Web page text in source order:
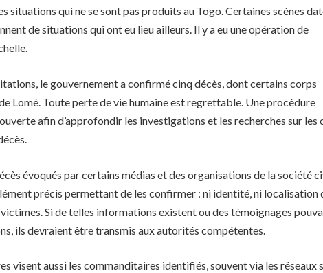
situations qui ne se sont pas produits au Togo. Certaines scènes
de situations qui ont eu lieu ailleurs. Il y a eu une opération de
le gouvernement a confirmé cinq décès, dont certains corps
Lomé. Toute perte de vie humaine est regrettable. Une procédure
afin d’approfondir les investigations et les recherches sur les
évoqués par certains médias et des organisations de la société
précis permettant de les confirmer : ni identité, ni localisation
Si de telles informations existent ou des témoignages
ils devraient être transmis aux autorités compétentes.
visent aussi les commanditaires identifiés, souvent via les réseaux